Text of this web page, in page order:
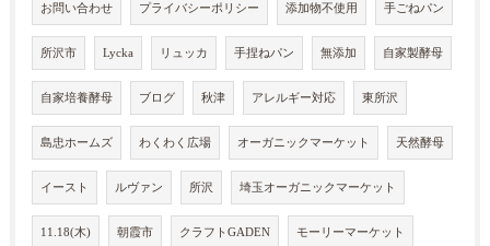
お問い合わせ プライバシーポリシー 添加物不使用 手ごねパン
所沢市 Lycka リュッカ 手捏ねパン 無添加 自家製酵母
自家培養酵母 ブログ 秋津 アレルギー対応 東所沢
島忠ホームズ わくわく広場 オーガニックマーケット 天然酵母
イースト ルヴァン 所沢 埼玉オーガニックマーケット
11.18(木) 朝霞市 クラフトGADEN モーリーマーケット